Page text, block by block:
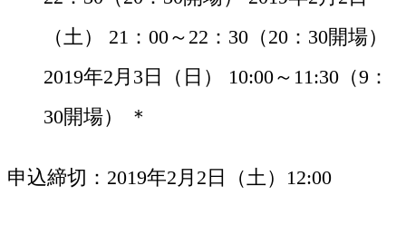
（土） 21：00～22：30（20：30開場）
2019年2月3日（日） 10:00～11:30（9：
30開場） ＊
申込締切 2019年2月2日（土）12:00